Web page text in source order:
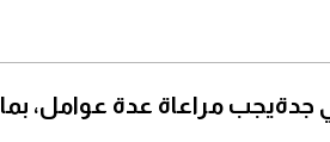
جدةيجب مراعاة عدة عوامل، بما